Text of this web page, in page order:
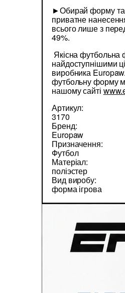
►Обирай форму
приватне
всього лише з
49%.
Якісна футбольна
найдоступнішими
виробника
футбольну форму
нашому сайті
Артикул:
3170
Бренд:
Europaw
Призначення:
Футбол
Матеріал:
поліэстер
Вид виробу:
форма ігрова